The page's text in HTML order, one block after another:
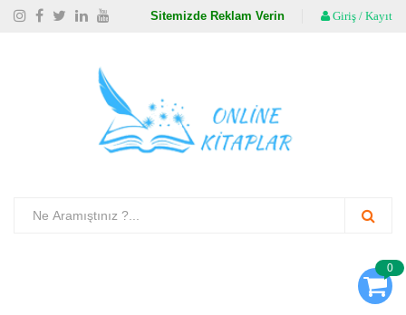
Sitemizde Reklam Verin Giriş / Kayıt
0